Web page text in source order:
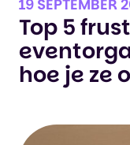
19 SEPTEMBER
Top 5
hoe je ze